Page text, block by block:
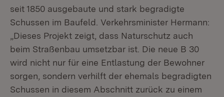
seit 1850 ausgebaute und stark begradigte
Schussen im Baufeld. Verkehrsminister Hermann:
„Dieses Projekt zeigt, dass Naturschutz auch
beim Straßenbau umsetzbar ist. Die neue B 30
wird nicht nur für eine Entlastung der Bewohner
sorgen, sondern verhilft der ehemals begradigten
Schussen in diesem Abschnitt zurück zu einem